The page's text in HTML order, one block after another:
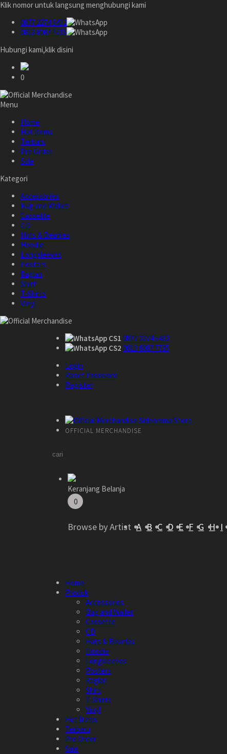
Klik nomor untuk langsung menghubungi kami
0877 2274 5432
0813 8087 7735
Hubungi kami,klik disini
0
Menu
Home
Hot Items
Terbaru
Pre Order
Sale
Kategori
Accessories
Bag and Wallet
Cassette
CD
Hats & Beanies
Hoodie
Longsleeves
Posters
Raglan
Shirt
T-Shirts
Vinyl
CS1 0877 2274 5432
CS2 0813 8087 7735
Login
Reset Password
Register
OFFICIAL MERCHANDISE
Keranjang Belanja
0
Browse by Artist A B C D E F G H I
Home
Produk
Accessories
Bag and Wallet
Cassette
CD
Hats & Beanies
Hoodie
Longsleeves
Posters
Raglan
Shirt
T-Shirts
Vinyl
Hot Items
Terbaru
Pre Order
Sale